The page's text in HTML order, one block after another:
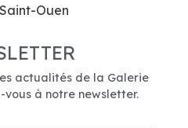
Ouen
actualités de la Galerie
vous à notre newsletter.